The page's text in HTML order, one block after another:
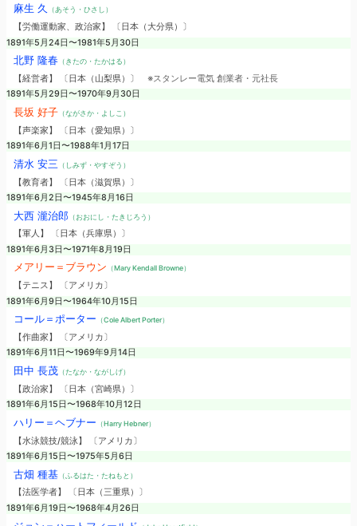
麻生 久 （あそう・ひさし）
【労働運動家、政治家】 〔日本（大分県）〕
1891年5月24日〜1981年5月30日
北野 隆春（きたの・たかはる）
【経営者】 〔日本（山梨県）〕 ※スタンレー電気 創業者・元社長
1891年5月29日〜1970年9月30日
長坂 好子（ながさか・よしこ）
【声楽家】 〔日本（愛知県）〕
1891年6月1日〜1988年1月17日
清水 安三 （しみず・やすぞう）
【教育者】 〔日本（滋賀県）〕
1891年6月2日〜1945年8月16日
大西 瀧治郎（おおにし・たきじろう）
【軍人】 〔日本（兵庫県）〕
1891年6月3日〜1971年8月19日
メアリー＝ブラウン （Mary Kendall Browne）
【テニス】 〔アメリカ〕
1891年6月9日〜1964年10月15日
コール＝ポーター （Cole Albert Porter）
【作曲家】 〔アメリカ〕
1891年6月11日〜1969年9月14日
田中 長茂（たなか・ながしげ）
【政治家】 〔日本（宮崎県）〕
1891年6月15日〜1968年10月12日
ハリー＝ヘブナー （Harry Hebner）
【水泳競技/競泳】 〔アメリカ〕
1891年6月15日〜1975年5月6日
古畑 種基（ふるはた・たねもと）
【法医学者】 〔日本（三重県）〕
1891年6月19日〜1968年4月26日